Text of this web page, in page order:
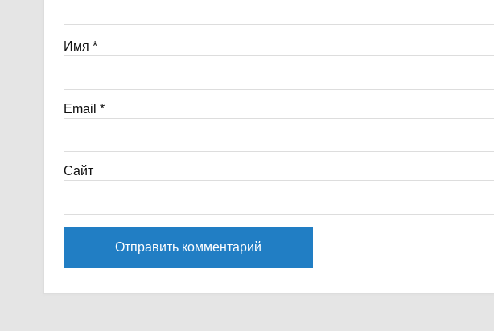
Имя *
Email *
Сайт